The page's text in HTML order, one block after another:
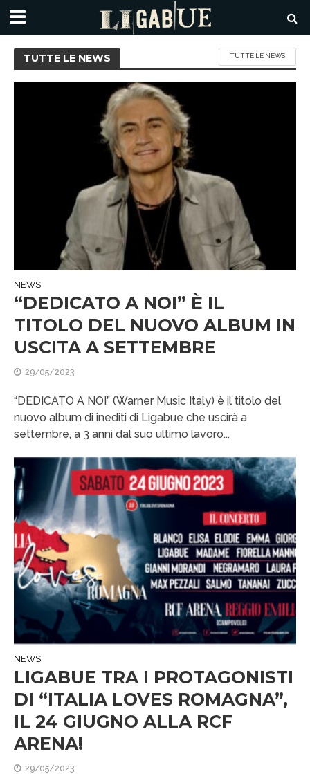
TUTTE LE NEWS TUTTE LE NEWS
NEWS
“DEDICATO A NOI” È IL
TITOLO DEL NUOVO ALBUM IN
USCITA A SETTEMBRE
29/05/2023
“DEDICATO A NOI” (Warner Music Italy) è il titolo del
nuovo album di inediti di Ligabue che uscirà a
settembre, a 3 anni dal suo ultimo lavoro...
NEWS
LIGABUE TRA I PROTAGONISTI
DI “ITALIA LOVES ROMAGNA”,
IL 24 GIUGNO ALLA RCF
ARENA!
29/05/2023